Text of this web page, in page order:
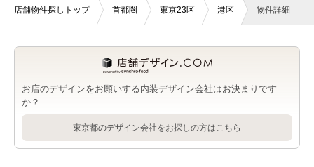
港区の物販・小売を出店可能な店舗物件・貸店舗・テナント一
港区のジム・教室・スタジオを出店可能な店舗物件・貸店舗・
覧
ト一覧
六本木駅のジム・教室・スタジオを出店可能な店舗物件・貸店
ハリウッド大学院大学近く（半径800m）の店舗物件・貸店舗・
テナント一覧
店舗物件探しトップ 首都圏 東京23区 港区 物件詳細
お店のデザインをお願いする内装デザイン会社はお決まりです
か？
東京都のデザイン会社をお探しの方はこちら